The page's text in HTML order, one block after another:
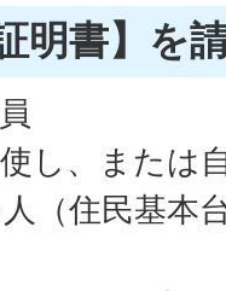
明書】を
し、または
（住民基本